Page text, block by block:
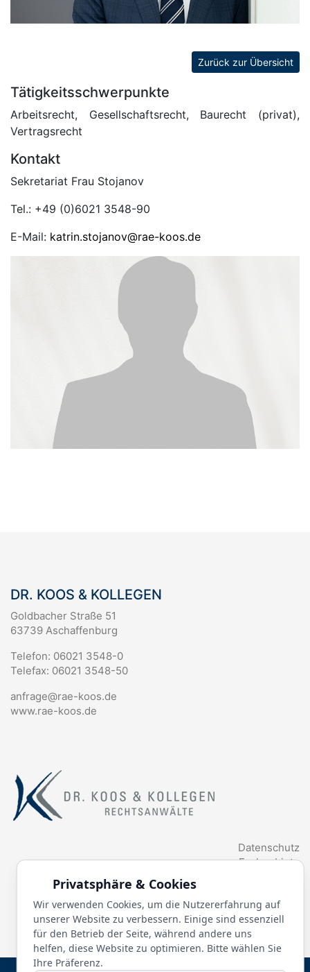
Zurück zur Übersicht
Tätigkeitsschwerpunkte
Arbeitsrecht, Gesellschaftsrecht, Baurecht (privat),
Vertragsrecht
Kontakt
Sekretariat Frau Stojanov
Tel.: +49 (0)6021 3548-90
E-Mail: katrin.stojanov@rae-koos.de
DR. KOOS & KOLLEGEN
Goldbacher Straße 51
63739 Aschaffenburg
Telefon: 06021 3548-0
Telefax: 06021 3548-50
anfrage@rae-koos.de
www.rae-koos.de
Datenschutz
Fachgebiete
Glossar
Privatsphäre & Cookies
Wir verwenden Cookies, um die Nutzererfahrung auf
unserer Website zu verbessern. Einige sind essenziell
für den Betrieb der Seite, während andere uns
helfen, diese Website zu optimieren. Bitte wählen Sie
Ihre Präferenz.